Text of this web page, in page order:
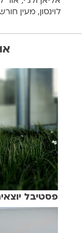
לוינסון, מעין
פסטיבל